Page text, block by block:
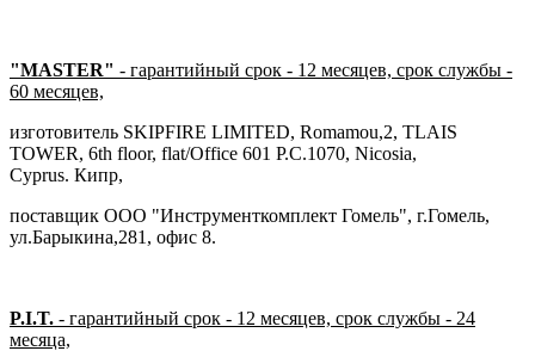
"MASTER" - гарантийный срок - 12 месяцев, срок службы -
60 месяцев,
изготовитель SKIPFIRE LIMITED, Romamou,2, TLAIS
TOWER, 6th floor, flat/Office 601 P.C.1070, Nicosia,
Cyprus. Кипр,
поставщик ООО "Инструменткомплект Гомель", г.Гомель,
ул.Барыкина,281, офис 8.
P.I.T. - гарантийный срок - 12 месяцев, срок службы - 24
месяца,